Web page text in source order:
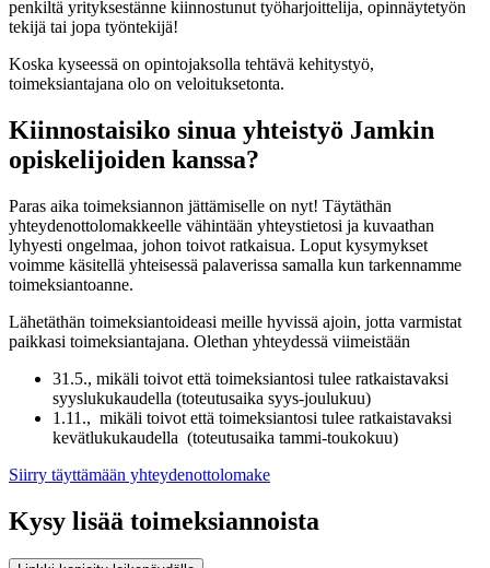
penkiltä yrityksestänne kiinnostunut työharjoittelija, opinnäytetyön
tekijä tai jopa työntekijä!
Koska kyseessä on opintojaksolla tehtävä kehitystyö,
toimeksiantajana olo on veloituksetonta.
Kiinnostaisiko sinua yhteistyö Jamkin
opiskelijoiden kanssa?
Paras aika toimeksiannon jättämiselle on nyt! Täytäthän
yhteydenottolomakkeelle vähintään yhteystietosi ja kuvaathan
lyhyesti ongelmaa, johon toivot ratkaisua. Loput kysymykset
voimme käsitellä yhteisessä palaverissa samalla kun tarkennamme
toimeksiantoanne.
Lähetäthän toimeksiantoideasi meille hyvissä ajoin, jotta varmistat
paikkasi toimeksiantajana. Olethan yhteydessä viimeistään
31.5., mikäli toivot että toimeksiantosi tulee ratkaistavaksi
syyslukukaudella (toteutusaika syys-joulukuu)
1.11., mikäli toivot että toimeksiantosi tulee ratkaistavaksi
kevätlukukaudella (toteutusaika tammi-toukokuu)
Siirry täyttämään yhteydenottolomake
Kysy lisää toimeksiannoista